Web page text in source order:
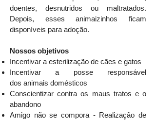
doentes, desnutridos ou maltratados.
Depois, esses animaizinhos ficam
disponíveis para adoção.
Nossos objetivos
Incentivar a esterilização de cães e gatos
Incentivar a posse responsável
dos animais domésticos
Conscientizar contra os maus tratos e o
abandono
Amigo não se compora - Realização de